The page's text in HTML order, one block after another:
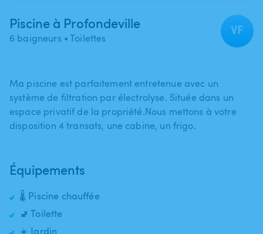
Piscine à Profondeville
6 baigneurs • Toilettes
VF
Ma piscine est parfaitement entretenue avec un
système de filtration par électrolyse. Située dans un
espace privatif de la propriété.Nous mettons à votre
disposition 4 transats​,​ une cabine​,​ un frigo.
Équipements
🌡️ Piscine chauffée
🚽 Toilette
☀️ Jardin